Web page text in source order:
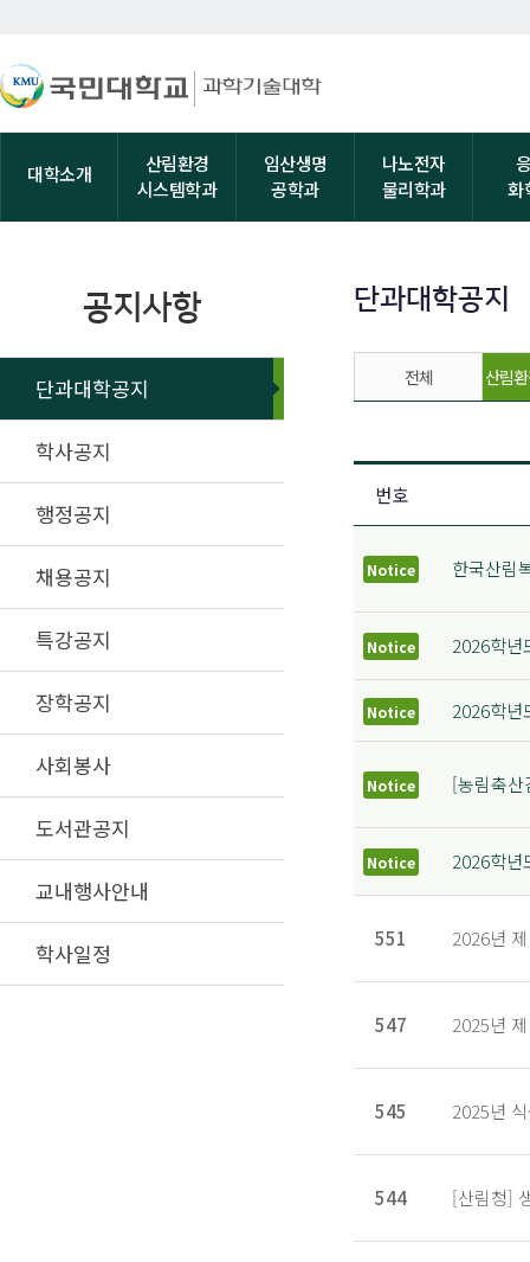
대학소개
산림환경
시스템학과
임산생명
공학과
나노전자
물리학과
화
공지사항
단과대학공지
학사공지
행정공지
채용공지
특강공지
장학공지
사회봉사
도서관공지
교내행사안내
학사일정
단과대학공지
전체 산림
번호
Notice 한국산림
Notice 2026학
Notice 2026학년
Notice [농림축
Notice 2026학년
551 2026년
547 2025년
545 2025년
544 [산림청]